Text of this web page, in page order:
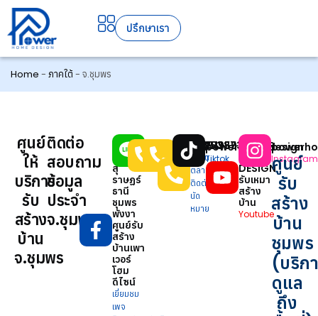
ปรึกษาเรา
Home - ภาคใต้ - จ.ชุมพร
ศูนย์
ให้
บริการ
รับ
สร้าง
บ้าน
จ.ชุมพร
ติดต่อ
สอบถาม
ข้อมูล
ประจำ
จ.ชุมพร
รับเหมา
ก่อสร้าง
สุ
ราษฏร์
ธานี
ชุมพร
พังงา
ศูนย์รับ
สร้าง
บ้านเพา
เวอร์
โฮม
ดีไซน์
เยี่ยมชม
เพจ
@power789
Line
0937515453
ลูกค้า
สัมพันธ์
0957351959
สำนักงาน
ใหญ่
0821138735
การ
ตลาด/
ติดต่อ
นัด
หมาย
powerhomedesign
Tiktok
POWER
HOME
DESIGN
รับเหมา
สร้าง
บ้าน
Youtube
Instagram
ศูนย์
รับ
สร้าง
บ้าน
ชุมพร
(บริก
ดูแล
ถึง